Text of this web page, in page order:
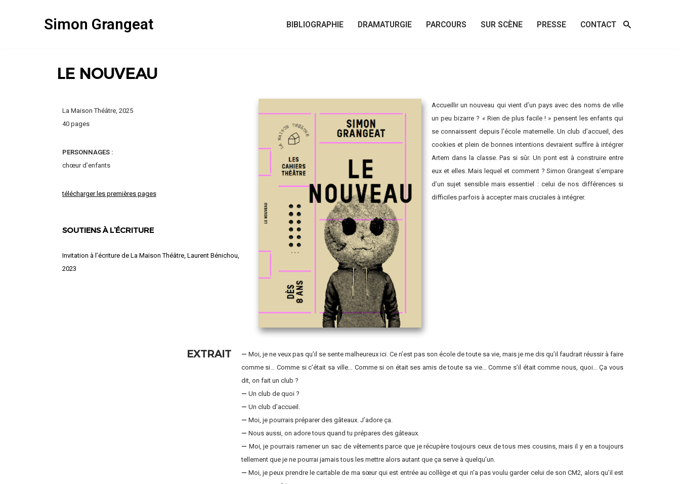
Simon Grangeat BIBLIOGRAPHIE DRAMATURGIE PARCOURS SUR SCÈNE PRESSE CONTACT
LE NOUVEAU
La Maison Théâtre, 2025
40 pages
PERSONNAGES :
chœur d’enfants
télécharger les premières pages
SOUTIENS À L’ÉCRITURE
Invitation à l’écriture de La Maison Théâtre, Laurent Bénichou,
2023
Accueillir un nouveau qui vient d’un pays avec des noms de ville
un peu bizarre ? « Rien de plus facile ! » pensent les enfants qui
se connaissent depuis l’école maternelle. Un club d’accueil, des
cookies et plein de bonnes intentions devraient suffire à intégrer
Artem dans la classe. Pas si sûr. Un pont est à construire entre
eux et elles. Mais lequel et comment ? Simon Grangeat s’empare
d’un sujet sensible mais essentiel : celui de nos différences si
difficiles parfois à accepter mais cruciales à intégrer.
EXTRAIT — Moi, je ne veux pas qu’il se sente malheureux ici. Ce n’est pas son école de toute sa vie, mais je me dis qu’il faudrait réussir à faire
comme si… Comme si c’était sa ville… Comme si on était ses amis de toute sa vie… Comme s’il était comme nous, quoi… Ça vous
dit, on fait un club ?
— Un club de quoi ?
— Un club d’accueil.
— Moi, je pourrais préparer des gâteaux. J’adore ça.
— Nous aussi, on adore tous quand tu prépares des gâteaux.
— Moi, je pourrais ramener un sac de vêtements parce que je récupère toujours ceux de tous mes cousins, mais il y en a toujours
tellement que je ne pourrai jamais tous les mettre alors autant que ça serve à quelqu’un.
— Moi, je peux prendre le cartable de ma sœur qui est entrée au collège et qui n’a pas voulu garder celui de son CM2, alors qu’il est